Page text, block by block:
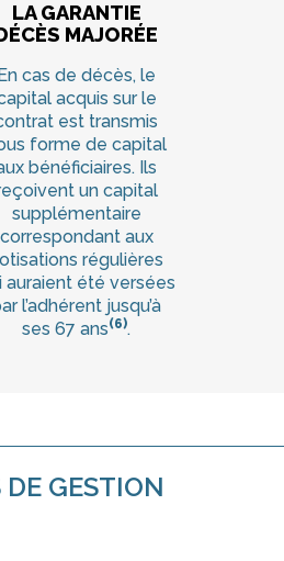
LA GARANTIE
MAJORÉE
En cas de décès, le
acquis sur le
est transmis
forme de capital
bénéficiaires. Ils
un capital
supplémentaire
correspondant aux
régulières
auraient été versées
l’adhérent jusqu’à
ses 67 ans(6).
GESTION